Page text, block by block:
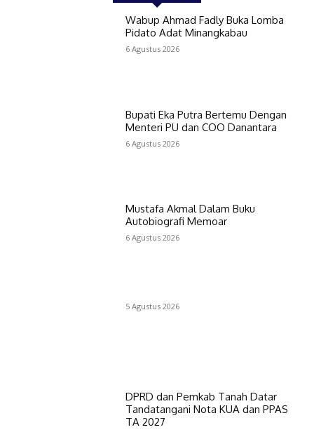
Wabup Ahmad Fadly Buka Lomba
Pidato Adat Minangkabau
6 Agustus 2026
Bupati Eka Putra Bertemu Dengan
Menteri PU dan COO Danantara
6 Agustus 2026
Mustafa Akmal Dalam Buku
Autobiografi Memoar
6 Agustus 2026
5 Agustus 2026
DPRD dan Pemkab Tanah Datar
Tandatangani Nota KUA dan PPAS
TA 2027